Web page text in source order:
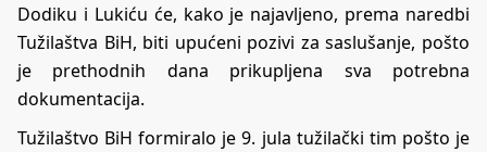
Dodiku i Lukiću će, kako je najavljeno, prema naredbi
Tužilaštva BiH, biti upućeni pozivi za saslušanje, pošto
je prethodnih dana prikupljena sva potrebna
dokumentacija.
Tužilaštvo BiH formiralo je 9. jula tužilački tim pošto je